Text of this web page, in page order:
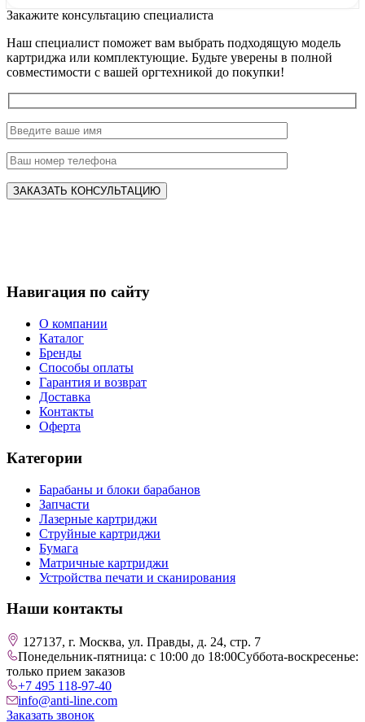
Закажите консультацию специалиста
Наш специалист поможет вам выбрать подходящую модель
картриджа или комплектующие. Будьте уверены в полной
совместимости с вашей оргтехникой до покупки!
Навигация по сайту
О компании
Каталог
Бренды
Способы оплаты
Гарантия и возврат
Доставка
Контакты
Оферта
Категории
Барабаны и блоки барабанов
Запчасти
Лазерные картриджи
Струйные картриджи
Бумага
Матричные картриджи
Устройства печати и сканирования
Наши контакты
127137, г. Москва, ул. Правды, д. 24, стр. 7
Понедельник-пятница: с 10:00 до 18:00Суббота-воскресенье:
только прием заказов
+7 495 118-97-40
info@anti-line.com
Заказать звонок